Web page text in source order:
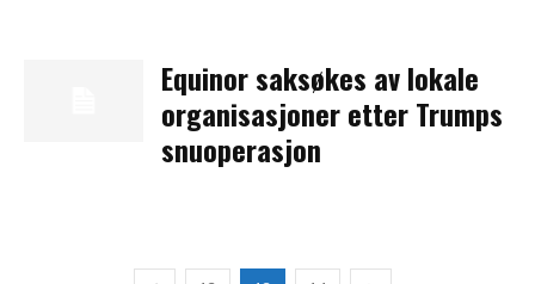
Equinor saksøkes av lokale
organisasjoner etter Trumps
snuoperasjon